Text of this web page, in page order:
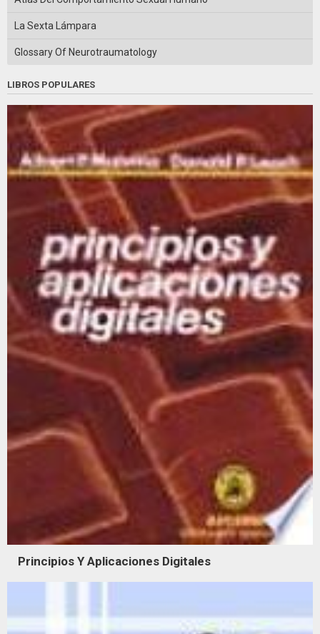
La Sexta Lámpara
Glossary Of Neurotraumatology
LIBROS POPULARES
Principios Y Aplicaciones Digitales